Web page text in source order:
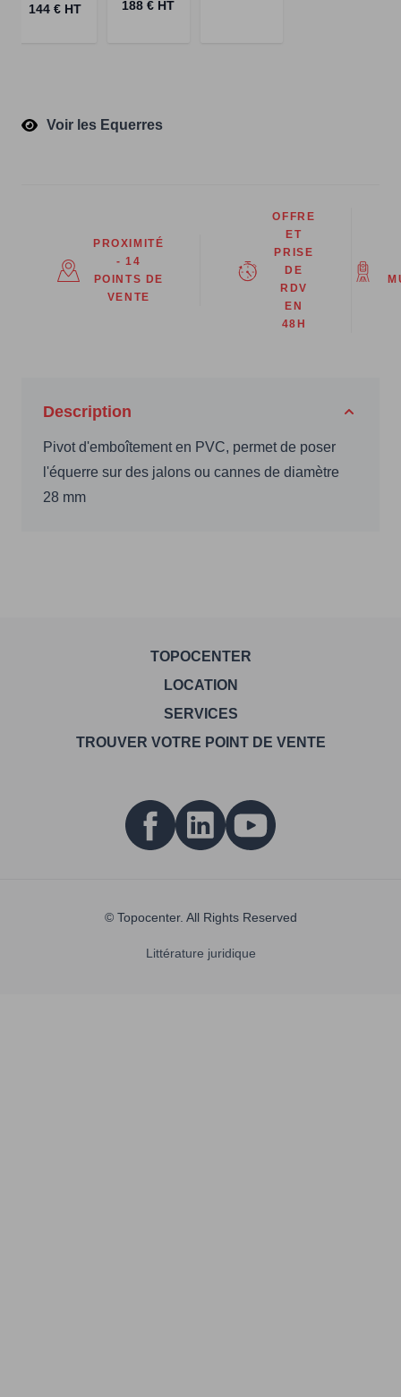
144 € HT
188 € HT
Voir les Equerres
PROXIMITÉ
- 14
POINTS DE
VENTE
OFFRE
ET
PRISE
DE
RDV
EN
48H
Description
Pivot d'emboîtement en PVC, permet de poser
l'équerre sur des jalons ou cannes de diamètre
28 mm
TOPOCENTER
LOCATION
SERVICES
TROUVER VOTRE POINT DE VENTE
© Topocenter. All Rights Reserved
Littérature juridique